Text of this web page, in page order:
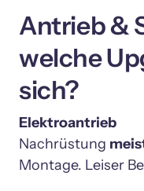
Antrieb &
welche
sich?
Nachrüstung
Montage. Leiser